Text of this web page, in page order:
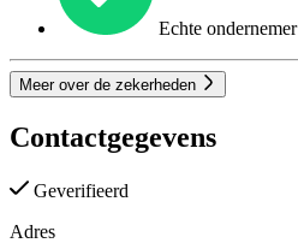
Echte ondernemer
Meer over de zekerheden
Contactgegevens
Geverifieerd
Adres